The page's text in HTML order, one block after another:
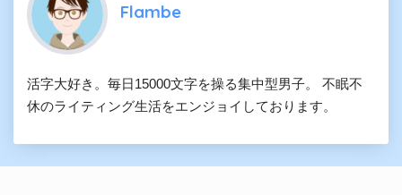
Flambe
活字大好き。毎日15000文字を操る集中型男子。 不眠不
休のライティング生活をエンジョイしております。